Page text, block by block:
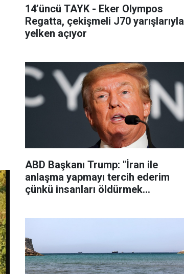
14’üncü TAYK - Eker Olympos
Regatta, çekişmeli J70 yarışlarıyla
yelken açıyor
ABD Başkanı Trump: "İran ile
anlaşma yapmayı tercih ederim
çünkü insanları öldürmek